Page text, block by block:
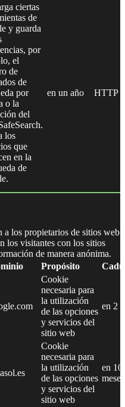
ciertas
de
y guarda
por
el
de
de
por
o la
del
los
que
en la
de
en un año HTTP
a los propietarios de sitios web
los visitantes con los sitios
de manera anónima.
Propósito
Cookie
necesaria para
la utilización
de las opciones
y servicios del
sitio web
en 2
Cookie
necesaria para
la utilización
de las opciones
y servicios del
sitio web
en 10
meses